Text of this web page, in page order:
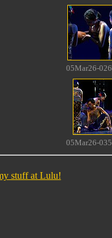
05Mar26-
05Mar26-